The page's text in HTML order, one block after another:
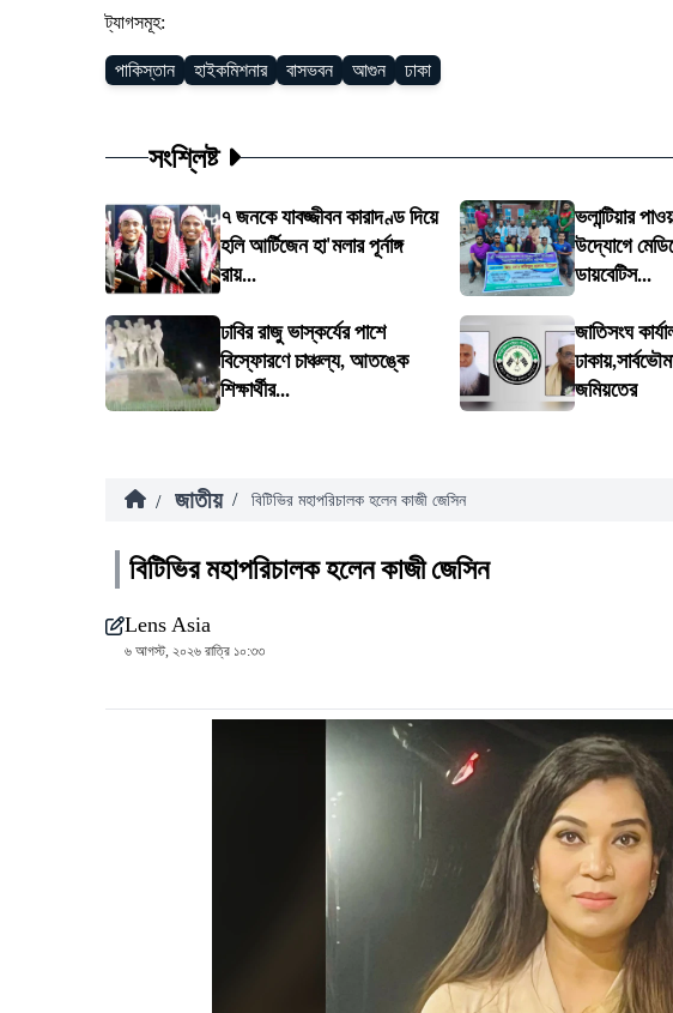
ট্যাগসমূহ:
পাকিস্তান হাইকমিশনার বাসভবন আগুন ঢাকা
সংশ্লিষ্ট
৭ জনকে যাবজ্জীবন কারাদণ্ড দিয়ে
হলি আর্টিজেন হা'মলার পূর্নাঙ্গ
রায়...
ভলান্টিয়ার
উদ্যোগে
ডায়বেটিস...
ঢাবির রাজু ভাস্কর্যের পাশে
বিস্ফোরণে চাঞ্চল্য, আতঙ্কে
শিক্ষার্থীর...
জাতিসংঘ
জমিয়তের
/ জাতীয় / বিটিভির মহাপরিচালক হলেন কাজী জেসিন
বিটিভির মহাপরিচালক হলেন কাজী জেসিন
Lens Asia
৬ আগস্ট, ২০২৬ রাত্রি ১০:৩৩